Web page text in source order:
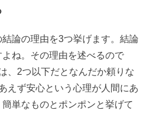
論の理由を3つ挙げます。結論
ね。その理由を述べるので
、2つ以下だとなんだか頼りな
えず安心という心理が人間にあ
単なものとポンポンと挙げて